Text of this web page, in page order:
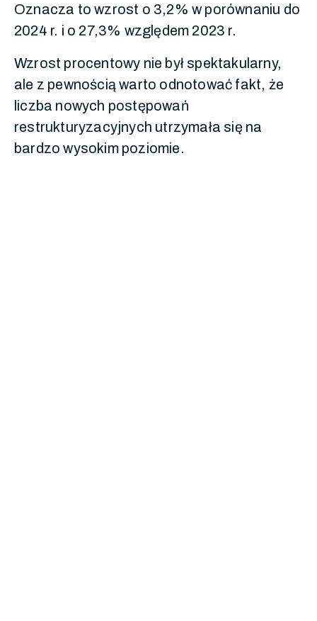
Oznacza to wzrost o 3,2% w porównaniu do
2024 r. i o 27,3% względem 2023 r.
Wzrost procentowy nie był spektakularny,
ale z pewnością warto odnotować fakt, że
liczba nowych postępowań
restrukturyzacyjnych utrzymała się na
bardzo wysokim poziomie.